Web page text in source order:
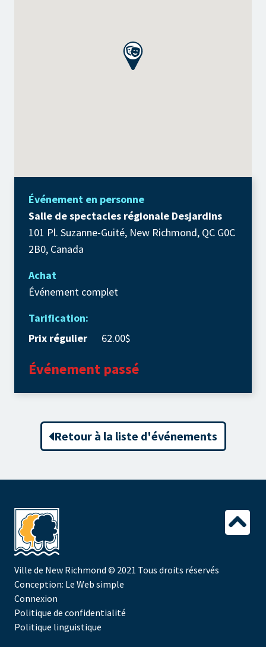
Événement en personne
Salle de spectacles régionale Desjardins
101 Pl. Suzanne-Guité, New Richmond, QC G0C
2B0, Canada
Achat
Événement complet
Tarification:
Prix régulier
62.00$
Événement passé
Retour à la liste d'événements
Ville de New Richmond © 2021 Tous droits réservés
Conception: Le Web simple
Connexion
Politique de confidentialité
Politique linguistique